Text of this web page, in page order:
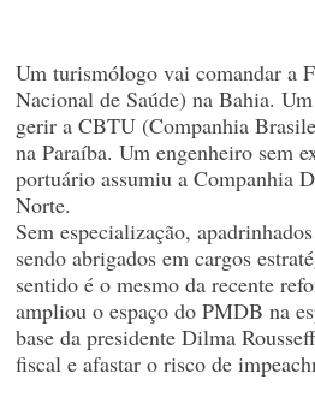
Um turismólogo vai comandar a
Nacional de Saúde) na Bahia.
gerir a CBTU (Companhia
na Paraíba. Um engenheiro sem
portuário assumiu a Companhia
Norte.
Sem especialização,
sendo abrigados em cargos
sentido é o mesmo da recente
ampliou o espaço do PMDB na
base da presidente Dilma
fiscal e afastar o risco de